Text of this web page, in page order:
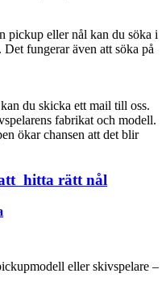
pickup eller nål kan du söka i
fungerar även att söka på
du skicka ett mail till oss.
fabrikat och modell.
ökar chansen att det blir
hitta rätt nål
eller skivspelare –